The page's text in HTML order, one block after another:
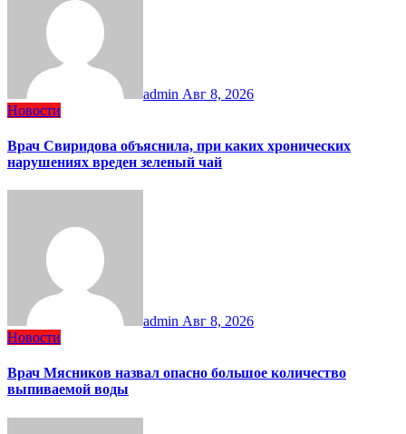
admin Авг 8, 2026
Новости
Врач Свиридова объяснила, при каких хронических
нарушениях вреден зеленый чай
admin Авг 8, 2026
Новости
Врач Мясников назвал опасно большое количество
выпиваемой воды